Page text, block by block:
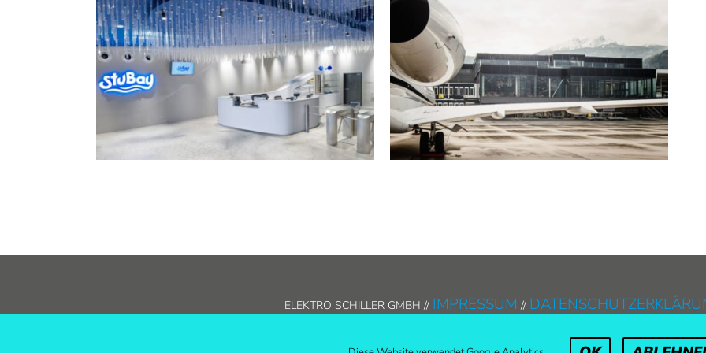
ELEKTRO SCHILLER GMBH // IMPRESSUM //
FacebookInstagram